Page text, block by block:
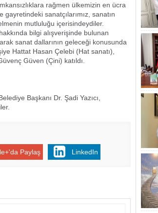
rağmen ülkemizin en ücra
sanatçılarımız, sanatın
mutluluğu içerisindeydiler.
bilgi alışverişinde bulunan
sanat dallarının geleceği konusunda
Hattat Hasan Çelebi (Hat sanatı),
Güven (Çini) katıldı.
Başkanı Dr. Şadi Yazıcı,
Paylaş LinkedIn